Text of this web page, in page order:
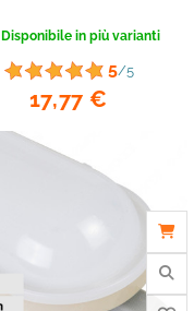
Disponibile in più varianti
5/5
17,77 €